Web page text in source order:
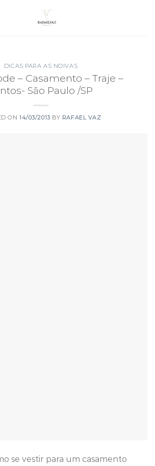
DICAS PARA AS NOIVAS
– Casamento – Traje –
São Paulo /SP
ON14/03/2013 BY RAFAEL VAZ
se vestir para um casamento